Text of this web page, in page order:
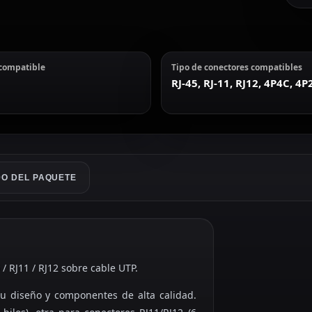
Tipo de conectores compatibles
RJ-45, RJ-11, RJ12, 4P4C,
DEL PAQUETE
/ RJ12 sobre cable UTP.
diseño y componentes de alta calidad.